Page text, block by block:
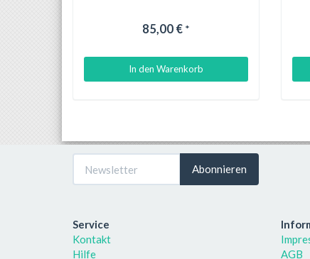
85,00 €*
In den Warenkorb
Abonnieren
Service
Kontakt
Hilfe
AGB